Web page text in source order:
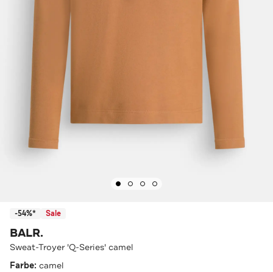
-54%* Sale
BALR.
Sweat-Troyer 'Q-Series' camel
Farbe: camel